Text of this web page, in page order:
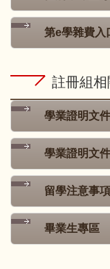
第e學雜費入
註冊組
學業證明文
學業證明文
留學注意事項
畢業生專區